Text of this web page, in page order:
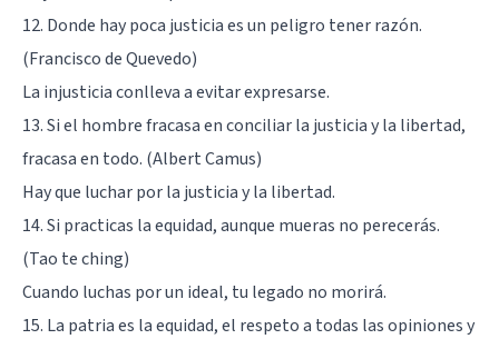
12. Donde hay poca justicia es un peligro tener razón.
(Francisco de Quevedo)
La injusticia conlleva a evitar expresarse.
13. Si el hombre fracasa en conciliar la justicia y la libertad,
fracasa en todo. (Albert Camus)
Hay que luchar por la justicia y la libertad.
14. Si practicas la equidad, aunque mueras no perecerás.
(Tao te ching)
Cuando luchas por un ideal, tu legado no morirá.
15. La patria es la equidad, el respeto a todas las opiniones y